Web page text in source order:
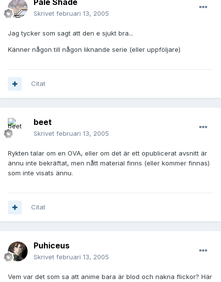
Pale Shade
Skrivet februari 13, 2005
Jag tycker som sagt att den e sjukt bra...
Känner någon till någon liknande serie (eller uppföljare)
Citat
beet
Skrivet februari 13, 2005
Rykten talar om en OVA, eller om det är ett opublicerat avsnitt är
ännu inte bekräftat, men nått material finns (eller kommer finnas)
som inte visats ännu.
Citat
Puhiceus
Skrivet februari 13, 2005
Vem var det som sa att anime bara är blod och nakna flickor? Här